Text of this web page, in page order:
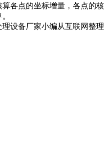
各点的坐标增量，各点的核
设备厂家小编从互联网整理